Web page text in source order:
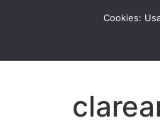
Cookies: